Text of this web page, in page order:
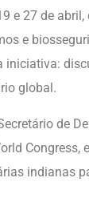
e 27 de
e
iniciativa:
global.
de
Congress,
indianas